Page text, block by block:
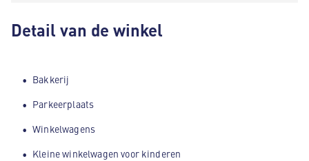
Detail van de winkel
Bakkerij
Parkeerplaats
Winkelwagens
Kleine winkelwagen voor kinderen